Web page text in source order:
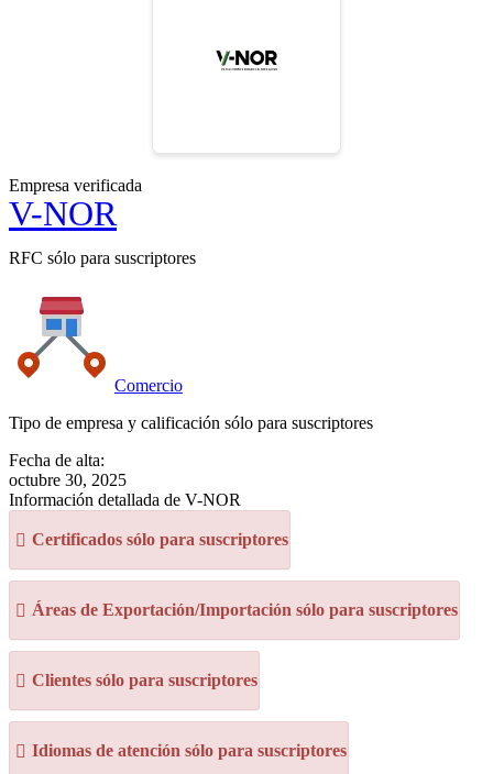
Empresa verificada
V-NOR
RFC sólo para suscriptores
Comercio
Tipo de empresa y calificación sólo para suscriptores
Fecha de alta:
octubre 30, 2025
Información detallada de V-NOR
Certificados sólo para suscriptores
Áreas de Exportación/Importación sólo para suscriptores
Clientes sólo para suscriptores
Idiomas de atención sólo para suscriptores